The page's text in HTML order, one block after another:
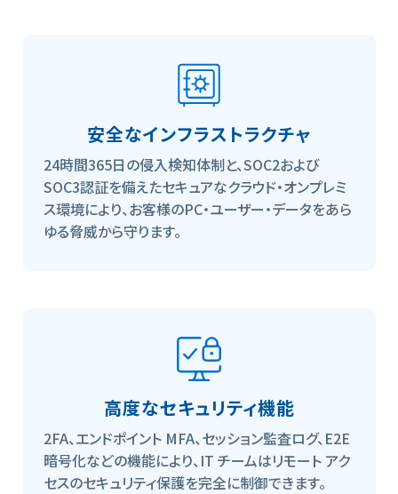
安全なインフラストラクチャ
24時間365日の侵入検知体制と、SOC2および
SOC3認証を備えたセキュアなクラウド・オンプレミ
ス環境により、お客様のPC・ユーザー・データをあら
ゆる脅威から守ります。
高度なセキュリティ機能
2FA、エンドポイント MFA、セッション監査ログ、E2E
暗号化などの機能により、IT チームはリモート アク
セスのセキュリティ保護を完全に制御できます。